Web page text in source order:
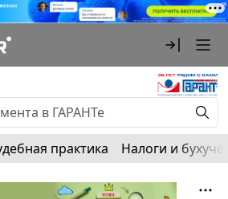
практика Налоги и